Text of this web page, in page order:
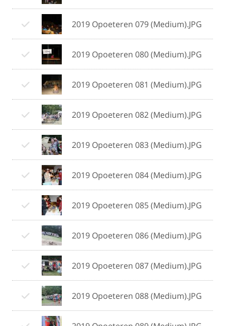
2019 Opoeteren 079 (Medium).JPG
2019 Opoeteren 080 (Medium).JPG
2019 Opoeteren 081 (Medium).JPG
2019 Opoeteren 082 (Medium).JPG
2019 Opoeteren 083 (Medium).JPG
2019 Opoeteren 084 (Medium).JPG
2019 Opoeteren 085 (Medium).JPG
2019 Opoeteren 086 (Medium).JPG
2019 Opoeteren 087 (Medium).JPG
2019 Opoeteren 088 (Medium).JPG